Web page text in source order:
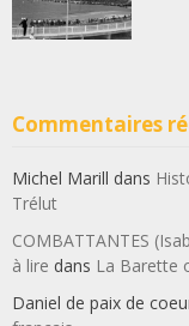
Commentaires
Michel Marill dans
Trélut
COMBATTANTES
à lire dans La Barette
Daniel de paix de